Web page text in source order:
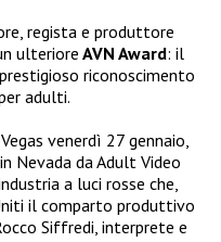
regista e produttore
ulteriore AVN Award: il
riconoscimento
adulti.
venerdì 27 gennaio,
Nevada da Adult Video
a luci rosse che,
il comparto produttivo
Siffredi, interprete e